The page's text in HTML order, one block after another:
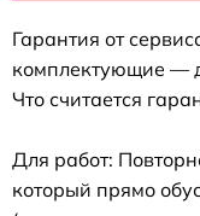
Гарантия от
комплектующие —
Что считается
Для работ:
который прямо